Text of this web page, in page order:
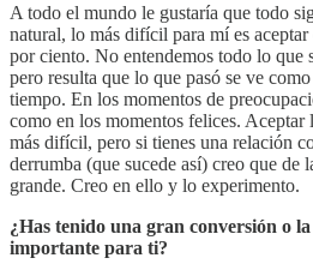
A todo el mundo le gustaría que todo
natural, lo más difícil para mí es
por ciento. No entendemos todo lo que
pero resulta que lo que pasó se ve
tiempo. En los momentos de
como en los momentos felices.
más difícil, pero si tienes una relación
derrumba (que sucede así) creo que de
grande. Creo en ello y lo experimento.
¿Has tenido una gran conversión o
importante para ti?